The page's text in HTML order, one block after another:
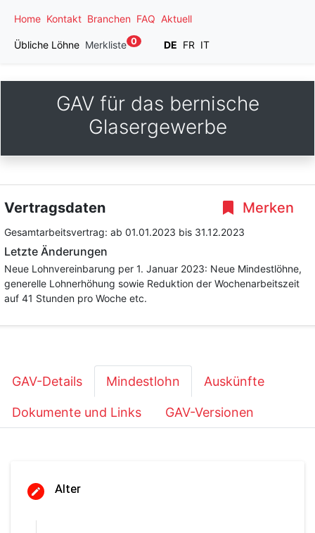
Home Kontakt Branchen FAQ Aktuell
Übliche Löhne Merkliste 0 DE FR IT
GAV für das bernische
Glasergewerbe
Merken
Vertragsdaten
Gesamtarbeitsvertrag: ab 01.01.2023 bis 31.12.2023
Letzte Änderungen
Neue Lohnvereinbarung per 1. Januar 2023: Neue Mindestlöhne,
generelle Lohnerhöhung sowie Reduktion der Wochenarbeitszeit
auf 41 Stunden pro Woche etc.
GAV-Details Mindestlohn Auskünfte
Dokumente und Links GAV-Versionen
Alter